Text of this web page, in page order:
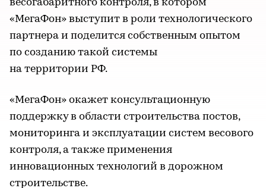
весогабаритного контроля, в котором
«МегаФон» выступит в роли технологического
партнера и поделится собственным опытом
по созданию такой системы
на территории РФ.
«МегаФон» окажет консультационную
поддержку в области строительства постов,
мониторинга и эксплуатации систем весового
контроля, а также применения
инновационных технологий в дорожном
строительстве.